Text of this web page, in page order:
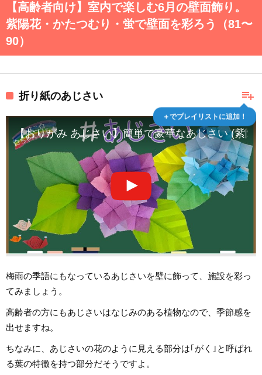
【高齢者向け】室内で楽しむ6月の壁面飾り。
紫陽花・かたつむり・蛍で壁面を彩ろう（81〜
90）
playlist_add
＋でプレイリストに追加！
折り紙のあじさい
【おりがみ あじさい】簡単で豪華なあじさい (紫陽
梅雨の季語にもなっているあじさいを壁に飾って、施設を彩っ
てみましょう。
高齢者の方にもあじさいはなじみのある植物なので、季節感を
出せますね。
ちなみに、あじさいの花のように見える部分は｢がく｣と呼ばれ
る葉の特徴を持つ部分だそうですよ。